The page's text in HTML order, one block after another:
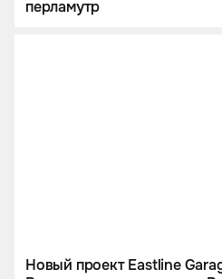
перламутр
Новый проект Eastline